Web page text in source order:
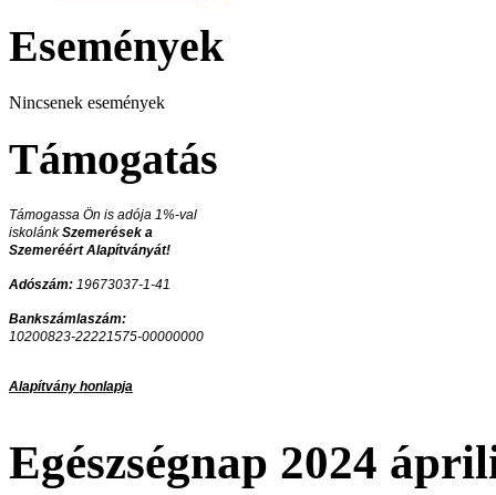
Események
Nincsenek események
Támogatás
Támogassa Ön is adója 1%-val
iskolánkSzemerések a
Szemeréért Alapítványát!
Adószám: 19673037-1-41
Bankszámlaszám:
10200823-22221575-00000000
Alapítvány honlapja
Egészségnap 2024